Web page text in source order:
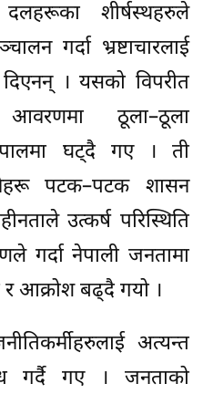
शीर्षस्थहरुले
गर्दा भ्रष्टाचारलाई
। यसको विपरीत
आवरणमा ठूला–ठूला
घट्दै गए । ती
पटक–पटक शासन
उत्कर्ष परिस्थिति
गर्दा नेपाली जनतामा
आक्रोश बढ्दै गयो ।
अत्यन्त
गर्दै गए । जनताको